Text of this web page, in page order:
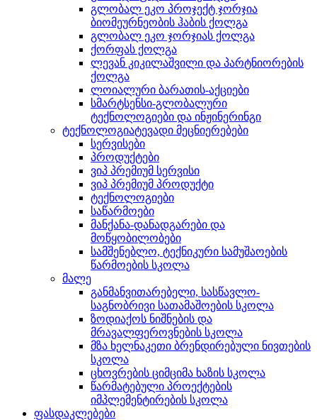
გლობალ ეკო პროჯექტ ჯორჯია
ბიომეურნეობის ჰაბის ქოლგა
გლობალ ეკო ჯორჯიას ქოლგა
ქორფას ქოლგა
ლევან კიკილაშვილი და პარტნიორების
ქოლგა
ლოიალური ბარათის-აქციები
სმარტსენსი-გლობალური
ტექნოლოგიები და ინჟინერინგი
ტექნოლოგიატევადი მეცნიერებები
სერვისები
პროდუქტები
ვიპ პრემიუმ სერვისი
ვიპ პრემიუმ პროდუქტი
ტექნოლოგიები
საწარმოები
მანქანა-დანადგარები და
მოწყობილობები
სამშენებლო, ტექნიკური სამუშაოების
წარმოების სკოლა
მალე
განმანვითარებელი, სასწავლო-
საგნობრივი სათამაშოების სკოლა
ზოდიაქოს ნიშნების და
მრავალფეროვნების სკოლა
მზა ხელნაკეთი ბრენდირებული ნივთების
სკოლა
ცხოვრების ციმციმა ხაზის სკოლა
წარმატებული პროექტების
იმპლემენტირების სკოლა
ფასდაკლებები